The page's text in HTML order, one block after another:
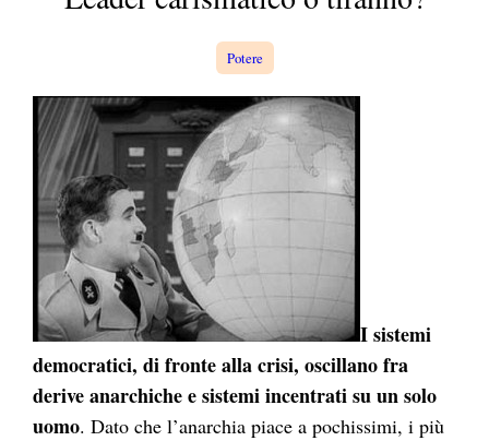
Potere
I sistemi
democratici, di fronte alla crisi, oscillano fra
derive anarchiche e sistemi incentrati su un solo
uomo. Dato che l’anarchia piace a pochissimi, i più